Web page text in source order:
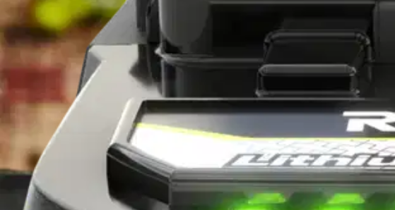
Ryobi 18V akku 6,0 Ah ONE+ RB1860X
Asiakasomistajahinta
Hinta ilman S-Etukorttia:
169,00 €
Verkkokaupan hinta
Valitse toimitustapa
Nouto myymälästä
Siirry valitsemaan myymälä
Toimitus
Kotiin tai noutopisteeseenAlk. 0 €